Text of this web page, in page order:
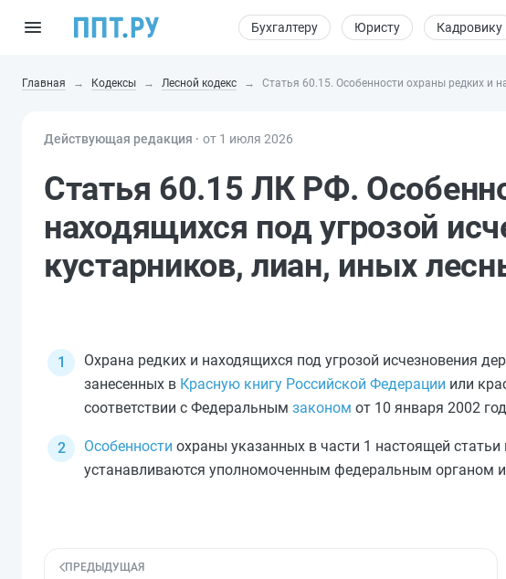
Бухгалтеру Юристу Кадровику
Главная Кодексы Лесной кодекс Статья 60.15. Особенности охраны редких и
Действующая редакция ⸱ от 1 июля 2026
Статья 60.15 ЛК РФ.
находящихся под угрозой
кустарников, лиан, иных
Охрана редких и находящихся под угрозой исчезновения
занесенных в Красную книгу Российской Федерации или
соответствии с Федеральным законом от 10 января 2002
Особенности охраны указанных в части 1 настоящей статьи
устанавливаются уполномоченным федеральным органом
ПРЕДЫДУЩАЯ